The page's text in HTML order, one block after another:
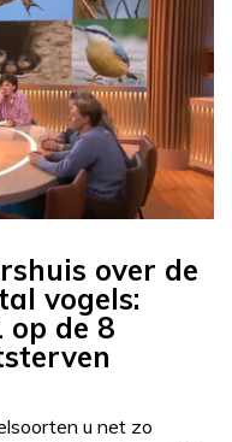
over de
vogels:
de 8
u net zo